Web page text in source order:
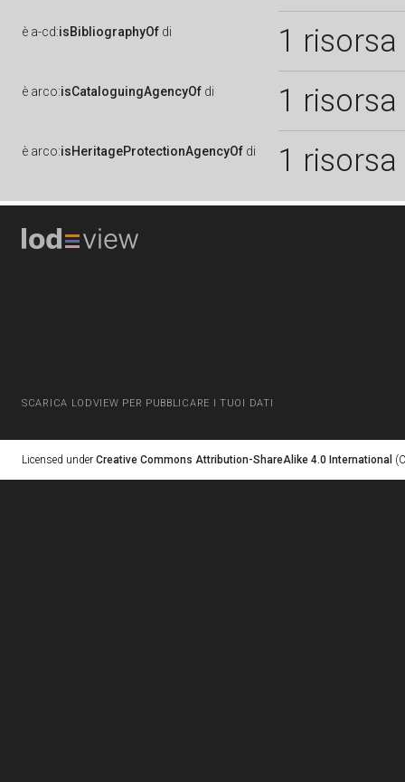
è a-cd:isBibliographyOf di 1 risorsa
è arco:isCataloguingAgencyOf di 1 risorsa
è arco:isHeritageProtectionAgencyOf di 1 risorsa
SCARICA LODVIEW PER PUBBLICARE I TUOI DATI
Licensed under Creative Commons Attribution-ShareAlike 4.0 International